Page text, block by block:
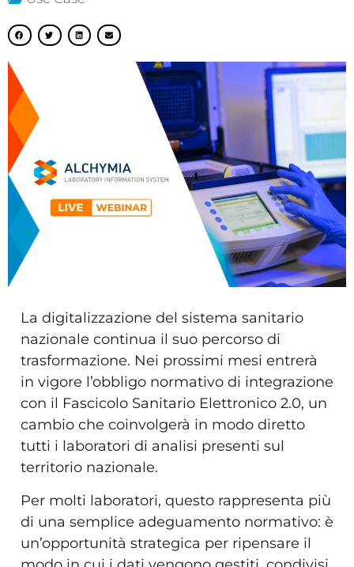
La digitalizzazione del sistema sanitario
nazionale continua il suo percorso di
trasformazione. Nei prossimi mesi entrerà
in vigore l’obbligo normativo di integrazione
con il Fascicolo Sanitario Elettronico 2.0, un
cambio che coinvolgerà in modo diretto
tutti i laboratori di analisi presenti sul
territorio nazionale.
Per molti laboratori, questo rappresenta più
di una semplice adeguamento normativo: è
un’opportunità strategica per ripensare il